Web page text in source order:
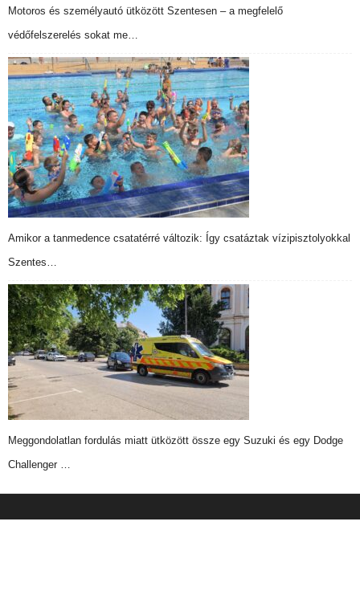
Motoros és személyautó ütközött Szentesen – a megfelelő
védőfelszerelés sokat me…
Amikor a tanmedence csatatérré változik: Így csatáztak vízipisztolyokkal
Szentes…
Meggondolatlan fordulás miatt ütközött össze egy Suzuki és egy Dodge
Challenger …